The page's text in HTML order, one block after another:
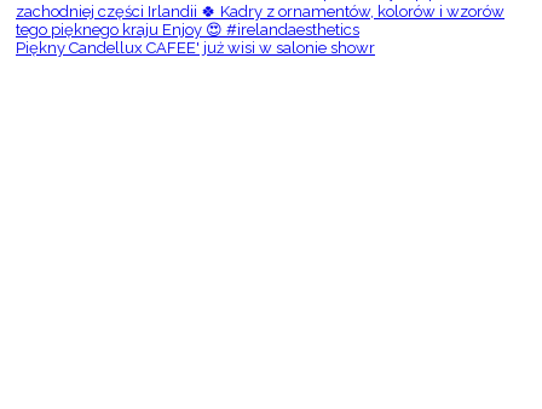
Piękny Candellux CAFEE' już wisi w salonie showr